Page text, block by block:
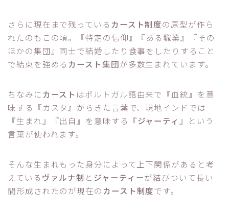
さらに現在まで残っている カースト制度の原型が作ら
れたのもこの頃。『特定の信仰』『ある職業』『その
ほかの集団』同士で結婚したり食事をしたりすること
で結束を強める カースト集団が多数生まれています。
ちなみに カースト はポルトガル語由来で『血統』を意
味する『カスタ』からきた言葉で、現地インドでは
『生まれ』『出自』を意味する『ジャーティ 』という
言葉が使われます。
そんな生まれもった身分によって上下関係があると考
えている ヴァルナ制 と ジャーティーが結びついて長い
間形成されたのが現在の カースト制度です。